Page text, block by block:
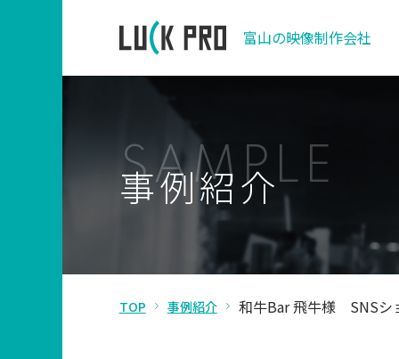
富山の映像制作会社
SAM P L E
事例紹介
TOP 事例紹介 和牛Bar 飛牛様 SNSシ